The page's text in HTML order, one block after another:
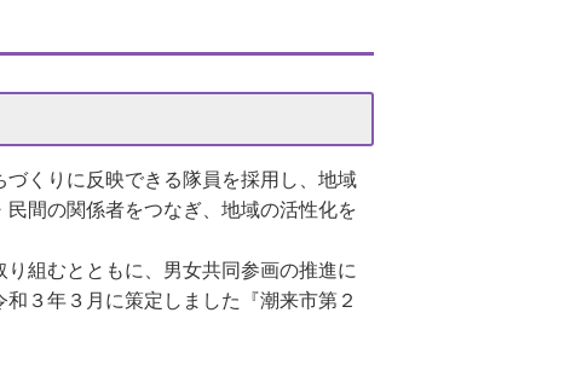
くりに反映できる隊員を採用し、地域
間の関係者をつなぎ、地域の活性化を
組むとともに、男女共同参画の推進に
３年３月に策定しました『潮来市第２